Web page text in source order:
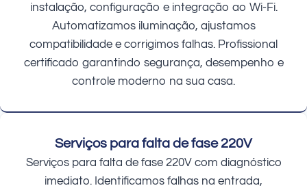
instalação, configuração e integração ao Wi-Fi.
Automatizamos iluminação, ajustamos
compatibilidade e corrigimos falhas. Profissional
certificado garantindo segurança, desempenho e
controle moderno na sua casa.
Serviços para falta de fase 220V
Serviços para falta de fase 220V com diagnóstico
imediato. Identificamos falhas na entrada,